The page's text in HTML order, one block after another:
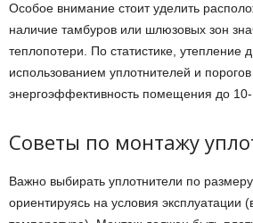
Особое внимание стоит уделить
наличие тамбуров или шлюзовых зон
теплопотери. По статистике, утепление
использованием уплотнителей и
энергоэффективность помещения до 10-
Советы по монтажу
Важно выбирать уплотнители по
ориентируясь на условия эксплуатации